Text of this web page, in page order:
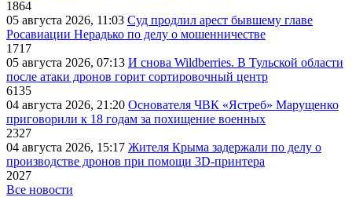
1864
05 августа 2026, 11:03 Суд продлил арест бывшему главе
Росавиации Нерадько по делу о мошенничестве
1717
05 августа 2026, 07:13 И снова Wildberries. В Тульской области
после атаки дронов горит сортировочный центр
6135
04 августа 2026, 21:20 Основателя ЧВК «Ястреб» Марущенко
приговорили к 18 годам за похищение военных
2327
04 августа 2026, 15:17 Жителя Крыма задержали по делу о
производстве дронов при помощи 3D‑принтера
2027
Все новости